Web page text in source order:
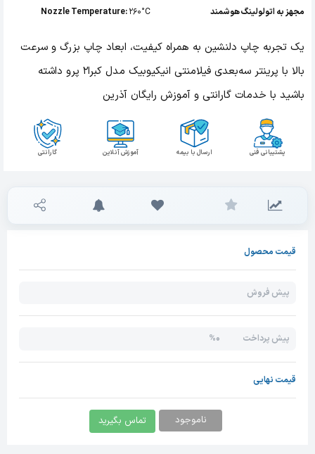
مجهز به اتولولینگ هوشمند
Nozzle Temperature:260°C
یک تجربه چاپ دلنشین به همراه کیفیت، ابعاد چاپ بزرگ و سرعت
بالا با پرینتر سه‌بعدی فیلامنتی انیکیوبیک مدل کبرا2 پرو داشته
باشید با خدمات گارانتی و آموزش رایگان آذرین
گارانتی آموزش آنلاین ارسال با بیمه پشتیبانی فنی
قیمت محصول
پیش فروش
پیش پرداخت 0%
قیمت نهایی
ناموجود تماس بگیرید